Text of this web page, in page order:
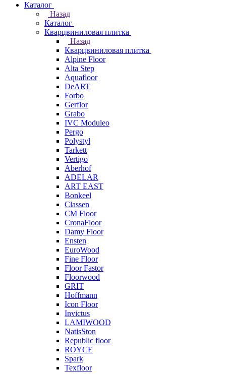
Каталог
Назад
Каталог
Кварцвиниловая плитка
Назад
Кварцвиниловая плитка
Alpine Floor
Alta Step
Aquafloor
DeART
Forbo
Gerflor
Grabo
IVC Moduleo
Pergo
Polystyl
Tarkett
Vertigo
Aberhof
ADELAR
ART EAST
Bonkeel
Classen
CM Floor
CronaFloor
Damy Floor
Ensten
EuroWood
Fine Floor
Floor Fastor
Floorwood
GRIT
Hoffmann
Icon Floor
Invictus
LAMIWOOD
NatisSton
Republic floor
ROYCE
Spark
Texfloor